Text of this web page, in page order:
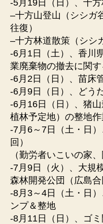
-5月19日（日）、十
–十方山登山（シシガ
往復）
–十方林道散策（シシ
-6月1日（土）、香川
業廃棄物の撤去に関
-6月2日（日）、苗床
-6月9日（日）、どう
-6月16日（日）、猪
植林予定地）の整地作
-7月6～7日（土・日
回）
（勤労者いこいの家
-7月9日（火）、大規
森林開発公団（広島
-8月3～4日（土・日
ンプ＆整地
-8月11日（日）、ゴ